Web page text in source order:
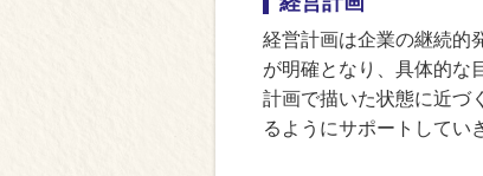
経営計画は企業の継続的
が明確となり、具体的な
計画で描いた状態に近
るようにサポートしてい